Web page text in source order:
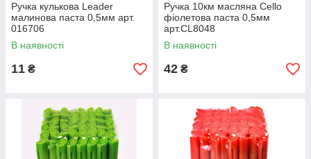
Ручка кулькова Leader
малинова паста 0,5мм арт.
016706
В наявності
11 ₴
Ручка 10км масляна Cello
фіолетова паста 0,5мм
арт.CL8048
В наявності
42 ₴